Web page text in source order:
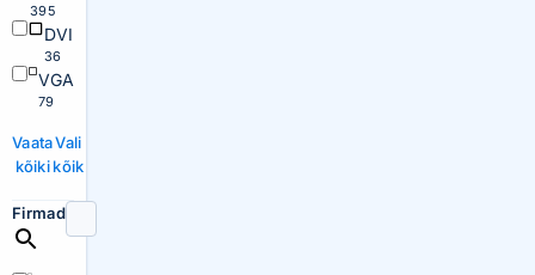
395
DVI
36
VGA
79
Vaata
kõiki
Vali
kõik
Firmad